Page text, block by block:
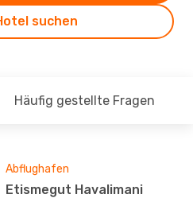
suchen
Häufig gestellte Fragen
Abflughafen
Etismegut Havalimani